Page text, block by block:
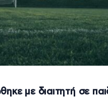
με διαιτητή σε